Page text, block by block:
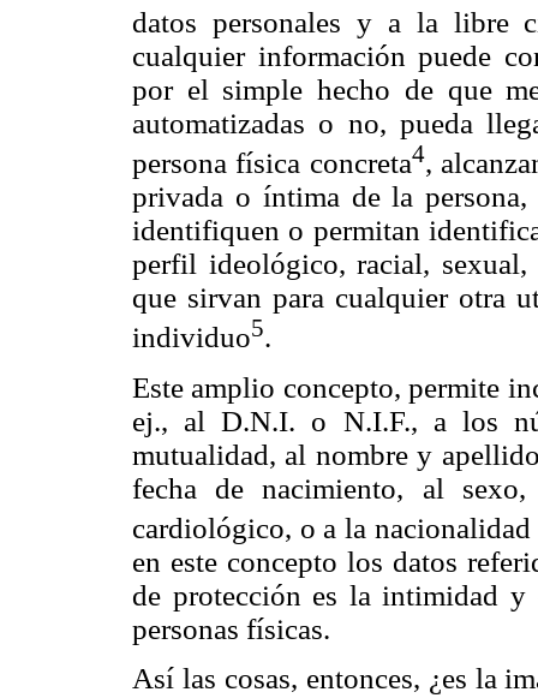
datos personales y a la libre
cualquier información puede
por el simple hecho de que
automatizadas o no, pueda
persona física concreta4,
privada o íntima de la
identifiquen o permitan
perfil ideológico, racial,
que sirvan para cualquier otra
individuo5.
Este amplio concepto, permite
ej., al D.N.I. o N.I.F., a los
mutualidad, al nombre y
fecha de nacimiento, al
cardiológico, o a la nacionalidad
en este concepto los datos
de protección es la intimidad
personas físicas.
Así las cosas, entonces, ¿es la